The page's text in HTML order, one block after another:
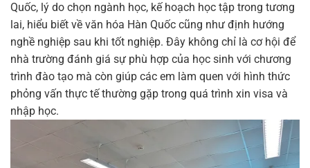
Quốc, lý do chọn ngành học, kế hoạch học tập trong tương
lai, hiểu biết về văn hóa Hàn Quốc cũng như định hướng
nghề nghiệp sau khi tốt nghiệp. Đây không chỉ là cơ hội để
nhà trường đánh giá sự phù hợp của học sinh với chương
trình đào tạo mà còn giúp các em làm quen với hình thức
phỏng vấn thực tế thường gặp trong quá trình xin visa và
nhập học.